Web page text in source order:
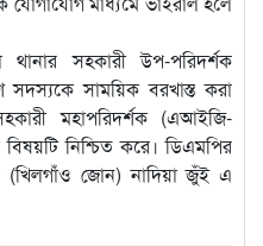
সহকারী উপ-পরিদর্শক
সাময়িক বরখাস্ত করা
মহাপরিদর্শক (এআইজি-
নিশ্চিত করে। ডিএমপির
(খিলগাঁও জোন) নাদিয়া জুঁই এ